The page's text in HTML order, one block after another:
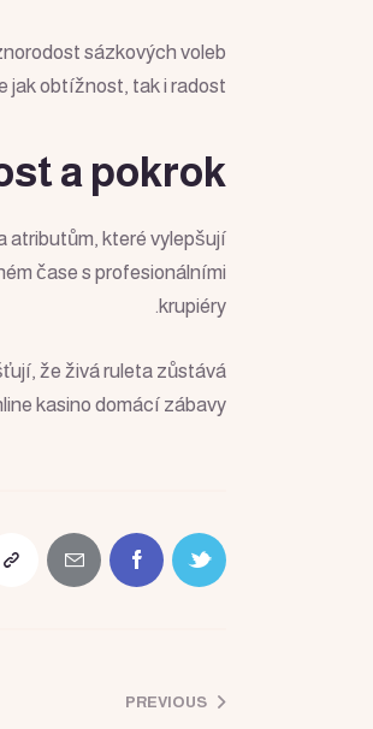
sázkových voleb
jak obtížnost, tak i radost.
a pokrok
atributům, které vylepšují
čase s profesionálními
krupiéry.
že živá ruleta zůstává
kasino domácí zábavy.
PREVIOUS